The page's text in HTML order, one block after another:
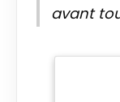
avant